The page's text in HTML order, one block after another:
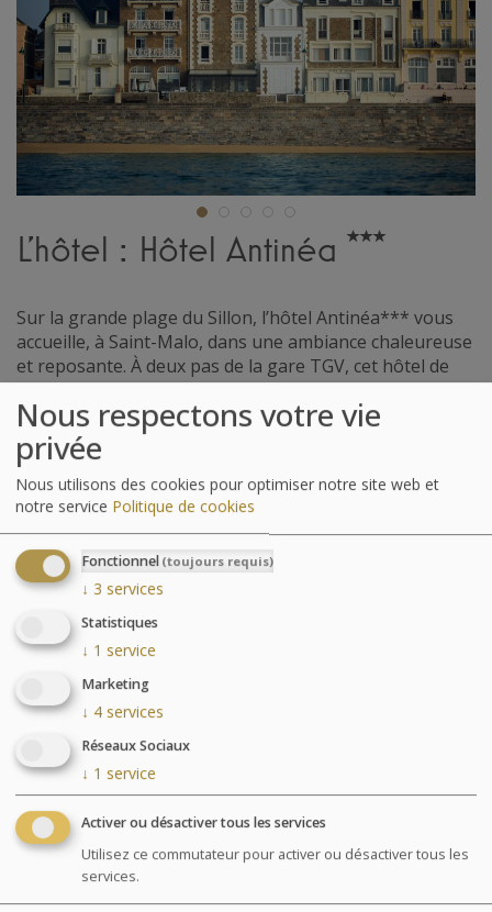
L'hôtel : Hôtel Antinéa
Sur la grande plage du Sillon, l’hôtel Antinéa*** vous
accueille, à Saint-Malo, dans une ambiance chaleureuse
et reposante. À deux pas de la gare TGV, cet hôtel de
charme propose des chambres très confortables dont
la plupart ont une vue imprenable sur la mer.
Les plus de l'hôtel :
20 chambres avec ascenseur dont 14 avec vue sur
mer et 2 chambres « Famille ».
Restaurant traditionnel vue mer.
Vue imprenable sur la mer et un accès direct à la
plage.
Idéalement situé entre la cité corsaire et la
Thalasso des Thermes Marins
Les services de l'hôtel :
20 chambres avec ascenseur
Restaurant vue sur mer
Espace lounge
TV Satellite et Canal+
Wifi gratuit
Coffre-fort
Location de vélo sur demande
Matériel bébé sur demande
Réception ouverte 7 jours sur 7 et 24h/24
Nous respectons votre vie
privée
Nous utilisons des cookies pour optimiser notre site web et
notre service Politique de cookies
Fonctionnel (toujours requis)
↓ 3 services
Statistiques
↓ 1 service
Marketing
↓ 4 services
Réseaux Sociaux
↓ 1 service
Activer ou désactiver tous les services
Utilisez ce commutateur pour activer ou désactiver tous les
services.